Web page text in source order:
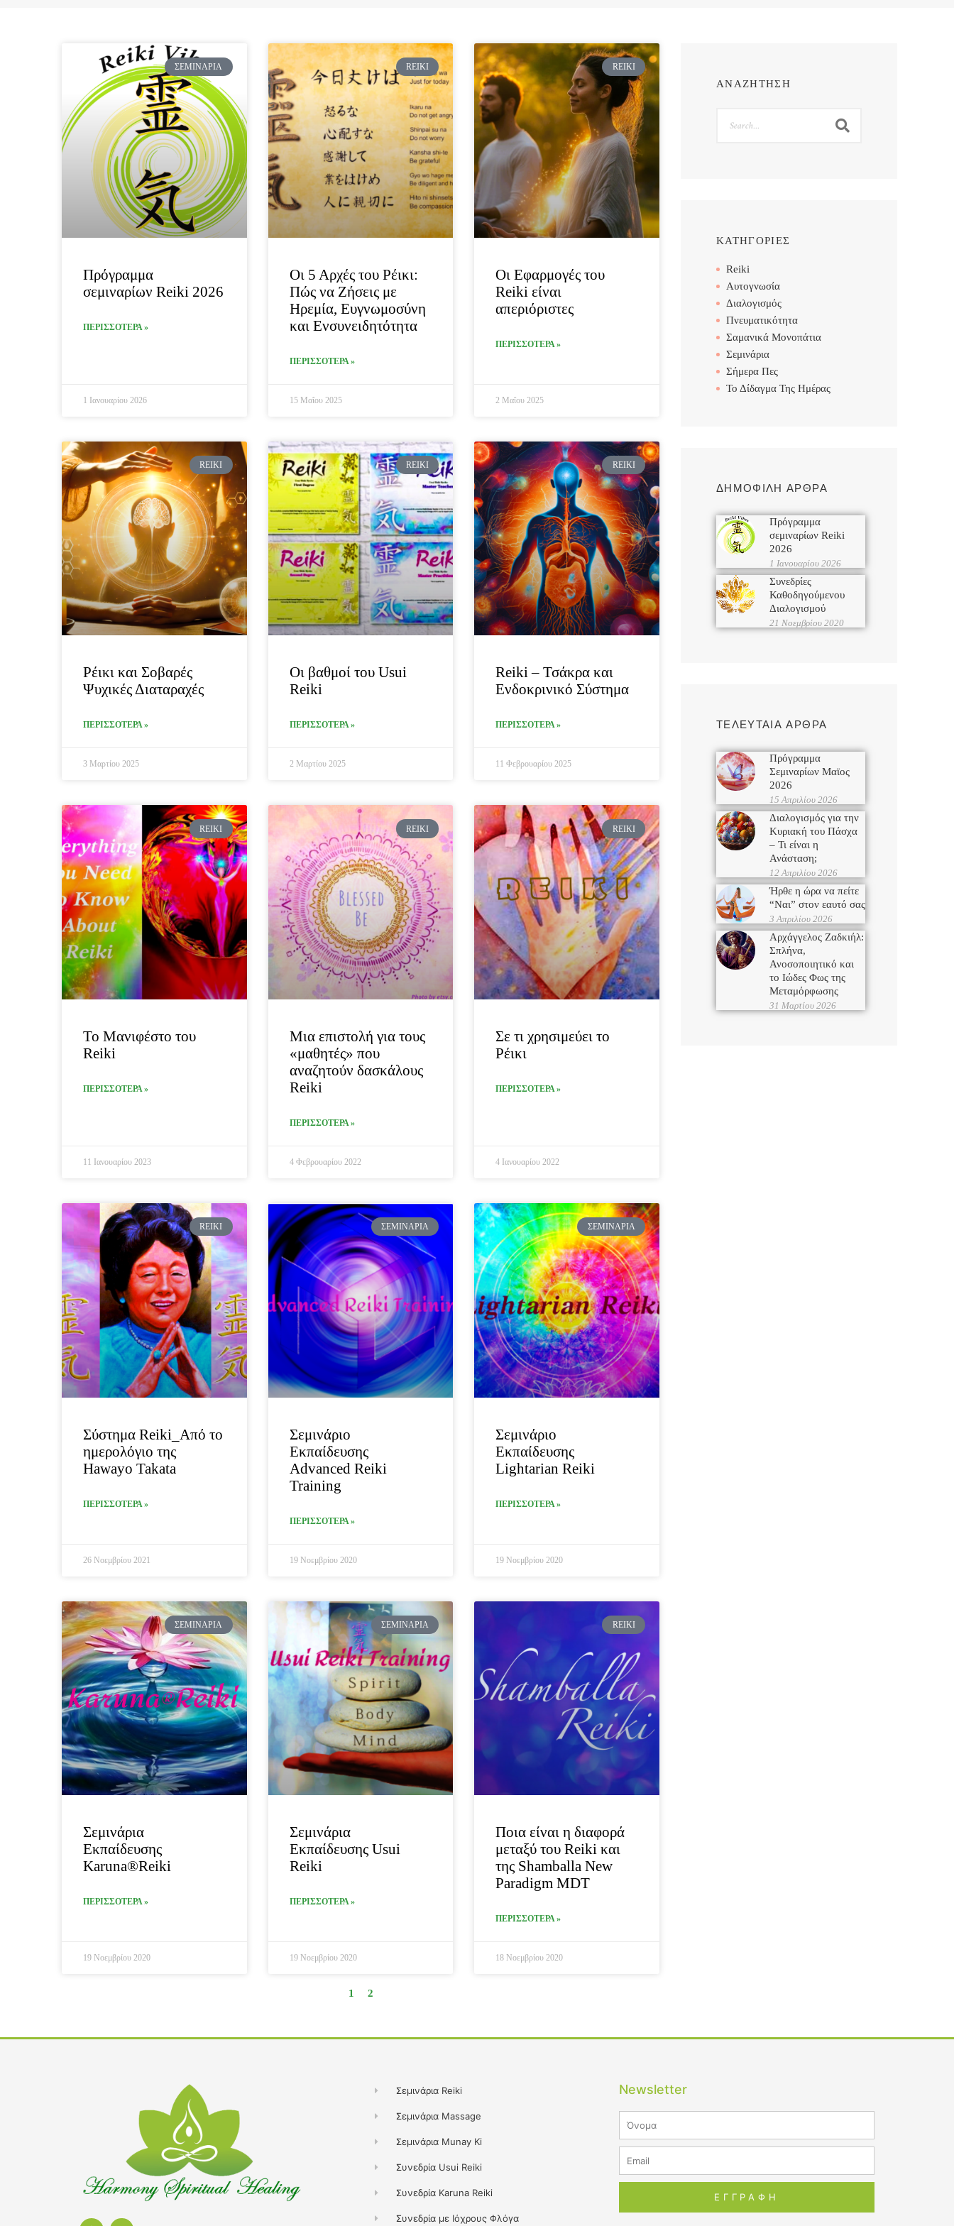
ΣΕΜΙΝΆΡΙΑ
Πρόγραμμα
σεμιναρίων Reiki 2026
ΠΕΡΙΣΣΟΤΕΡΑ »
1 Ιανουαρίου 2026
REIKI
Οι 5 Αρχές του Ρέικι:
Πώς να Ζήσεις με
Ηρεμία, Ευγνωμοσύνη
και Ενσυνειδητότητα
ΠΕΡΙΣΣΟΤΕΡΑ »
15 Μαΐου 2025
REIKI
Οι Εφαρμογές του
Reiki είναι
απεριόριστες
ΠΕΡΙΣΣΟΤΕΡΑ »
2 Μαΐου 2025
REIKI
Ρέικι και Σοβαρές
Ψυχικές Διαταραχές
ΠΕΡΙΣΣΟΤΕΡΑ »
3 Μαρτίου 2025
REIKI
Οι βαθμοί του Usui
Reiki
ΠΕΡΙΣΣΟΤΕΡΑ »
2 Μαρτίου 2025
REIKI
Reiki – Τσάκρα και
Ενδοκρινικό Σύστημα
ΠΕΡΙΣΣΟΤΕΡΑ »
11 Φεβρουαρίου 2025
REIKI
Το Μανιφέστο του
Reiki
ΠΕΡΙΣΣΟΤΕΡΑ »
11 Ιανουαρίου 2023
REIKI
Μια επιστολή για τους
«μαθητές» που
αναζητούν δασκάλους
Reiki
ΠΕΡΙΣΣΟΤΕΡΑ »
4 Φεβρουαρίου 2022
REIKI
Σε τι χρησιμεύει το
Ρέικι
ΠΕΡΙΣΣΟΤΕΡΑ »
4 Ιανουαρίου 2022
REIKI
Σύστημα Reiki_Από το
ημερολόγιο της
Hawayo Takata
ΠΕΡΙΣΣΟΤΕΡΑ »
26 Νοεμβρίου 2021
ΣΕΜΙΝΆΡΙΑ
Σεμινάριο
Εκπαίδευσης
Advanced Reiki
Training
ΠΕΡΙΣΣΟΤΕΡΑ »
19 Νοεμβρίου 2020
ΣΕΜΙΝΆΡΙΑ
Σεμινάριο
Εκπαίδευσης
Lightarian Reiki
ΠΕΡΙΣΣΟΤΕΡΑ »
19 Νοεμβρίου 2020
ΣΕΜΙΝΆΡΙΑ
Σεμινάρια
Εκπαίδευσης
Karuna®Reiki
ΠΕΡΙΣΣΟΤΕΡΑ »
19 Νοεμβρίου 2020
ΣΕΜΙΝΆΡΙΑ
Σεμινάρια
Εκπαίδευσης Usui
Reiki
ΠΕΡΙΣΣΟΤΕΡΑ »
19 Νοεμβρίου 2020
REIKI
Ποια είναι η διαφορά
μεταξύ του Reiki και
της Shamballa New
Paradigm MDT
ΠΕΡΙΣΣΟΤΕΡΑ »
18 Νοεμβρίου 2020
Page
1
Page
2
ΑΝΑΖΗΤΗΣΗ
ΚΑΤΗΓΟΡΙΕΣ
Reiki
Αυτογνωσία
Διαλογισμός
Πνευματικότητα
Σαμανικά Μονοπάτια
Σεμινάρια
Σήμερα Πες
Το Δίδαγμα Της Ημέρας
ΔΗΜΟΦΙΛΗ ΑΡΘΡΑ
Πρόγραμμα
σεμιναρίων Reiki
2026
1 Ιανουαρίου 2026
Συνεδρίες
Καθοδηγούμενου
Διαλογισμού
21 Νοεμβρίου 2020
ΤΕΛΕΥΤΑΙΑ ΑΡΘΡΑ
Πρόγραμμα
Σεμιναρίων Μαϊος
2026
15 Απριλίου 2026
Διαλογισμός για την
Κυριακή του Πάσχα
– Τι είναι η
Ανάσταση;
12 Απριλίου 2026
Ήρθε η ώρα να πείτε
“Ναι” στον εαυτό σας
3 Απριλίου 2026
Αρχάγγελος Ζαδκιήλ:
Σπλήνα,
Ανοσοποιητικό και
το Ιώδες Φως της
Μεταμόρφωσης
31 Μαρτίου 2026
F
I
Σεμινάρια Reiki
Σεμινάρια Massage
Σεμινάρια Munay Ki
Συνεδρία Usui Reiki
Συνεδρία Karuna Reiki
Συνεδρία με Ιόχρους Φλόγα
Newsletter
Name
Email
ΕΓΓΡΑΦΗ